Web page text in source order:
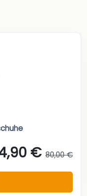
€ 80,00 €